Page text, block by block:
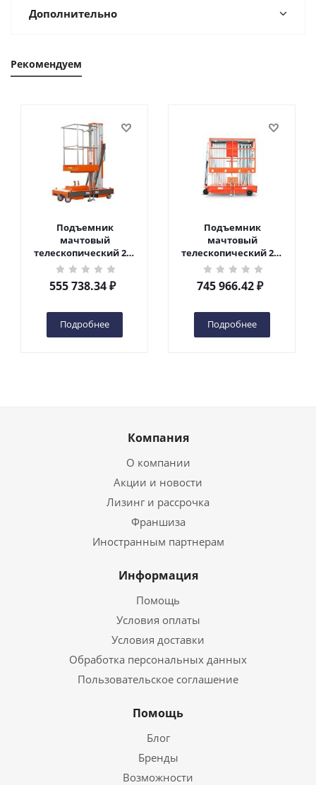
Дополнительно
Рекомендуем
Подъемник
мачтовый
телескопический 200
кг 6 м TOR GTWY6-200S
DC 2-мачтовый
(автономный) (G) в
555 738.34₽
Подробнее
Подъемник
мачтовый
телескопический 200
кг 10 м TOR GTWY10-
200S DC 2-мачтовый
(автономный) (N) в
745 966.42₽
Подробнее
Компания
О компании
Акции и новости
Лизинг и рассрочка
Франшиза
Иностранным партнерам
Информация
Помощь
Условия оплаты
Условия доставки
Обработка персональных данных
Пользовательское соглашение
Помощь
Блог
Бренды
Возможности